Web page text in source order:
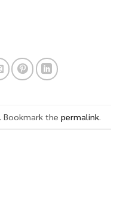
. Bookmark the permalink